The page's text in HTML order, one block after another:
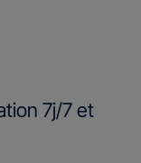
7j/7 et